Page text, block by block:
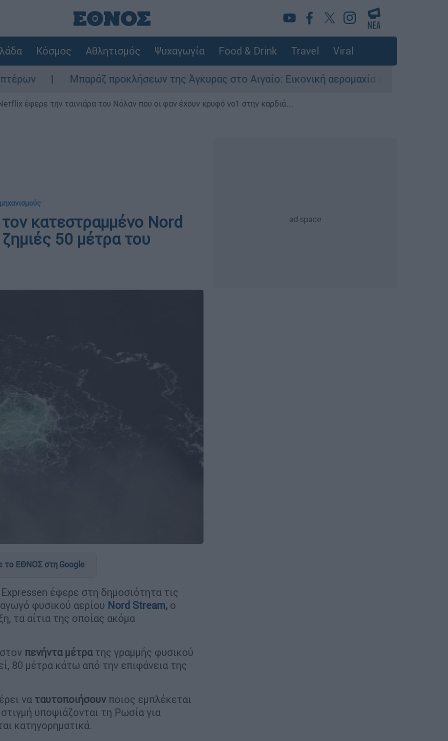
Κόσμος Αθλητισμός Ψυχαγωγία Food & Drink Travel Viral
Μπαράζ προκλήσεων της Άγκυρας στο Αιγαίο: Εικονική αερομαχία ανάμεσα σε ελληνικά
έφερε την ταινιάρα του Νόλαν που οι φαν έχουν κρυφό νο1 στην καρδιά...
κατεστραμμένο Nord
50 μέτρα του
το ΕΘΝΟΣ στη Google
έφερε στη δημοσιότητα τις
φυσικού αερίου Nord Stream, ο
τα αίτια της οποίας ακόμα
πενήντα μέτρατης γραμμής φυσικού
80 μέτρα κάτω από την επιφάνεια της
να ταυτοποιήσουν ποιος εμπλέκεται
υποψιάζονται τη Ρωσία για
κατηγορηματικά.